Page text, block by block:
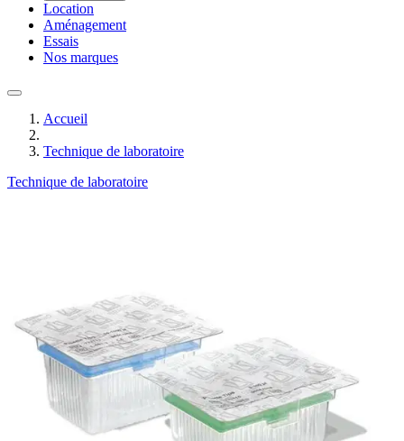
Location
Aménagement
Essais
Nos marques
Accueil
Technique de laboratoire
Technique de laboratoire